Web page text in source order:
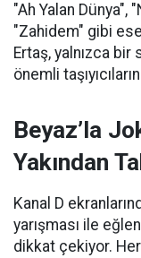
"Ah Yalan Dünya",
"Zahidem" gibi
Ertaş, yalnızca
önemli
Beyaz’la
Yakından
Kanal D
yarışması ile
dikkat çekiyor.